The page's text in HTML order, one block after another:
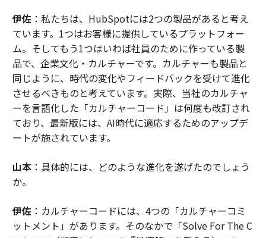
タグ：
コンサルタント/コンサルティング
advertisement
伊佐：私たちは、HubSpotには2つの製品があると考え
ています。1つはお客様に提供しているプラットフォー
ム。そしてもう1つはいわば社員のために作っている製
品で、企業文化・カルチャーです。カルチャーも製品と
同じように、時代の変化やフィードバックを受けて進化
させるべきものと考えています。実際、当社のカルチャ
ーを言語化した「カルチャーコード」は何度も改訂され
ており、最新版には、AI時代に適応するためのアップデ
ートが施されています。
山本：具体的には、どのような進化を遂げたのでしょう
か。
伊佐：カルチャーコードには、4つの「カルチャーコミ
ットメント」があります。そのなかで「Solve For The C